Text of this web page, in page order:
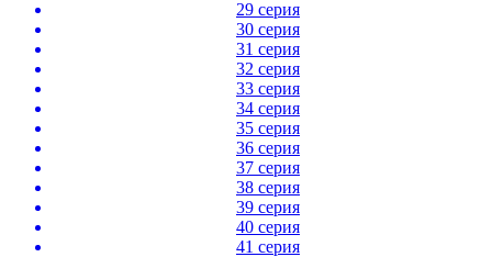
29 серия
30 серия
31 серия
32 серия
33 серия
34 серия
35 серия
36 серия
37 серия
38 серия
39 серия
40 серия
41 серия